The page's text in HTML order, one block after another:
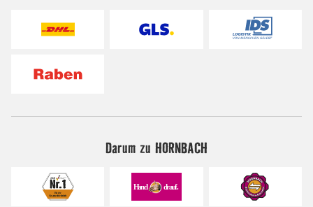
Darum zu HORNBACH